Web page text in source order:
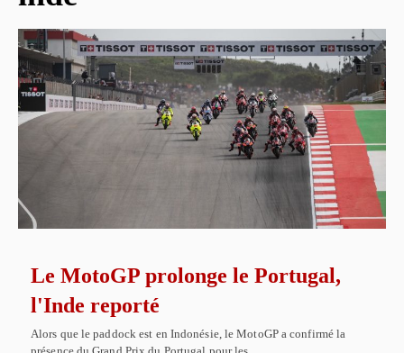
Le MotoGP prolonge le Portugal,
l'Inde reporté
Alors que le paddock est en Indonésie, le MotoGP a confirmé la